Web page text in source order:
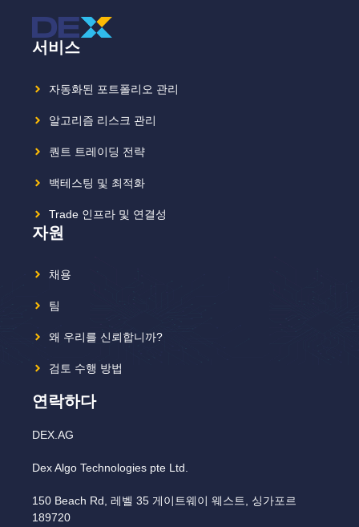
서비스
자동화된 포트폴리오 관리
알고리즘 리스크 관리
퀀트 트레이딩 전략
백테스팅 및 최적화
Trade 인프라 및 연결성
자원
채용
팀
왜 우리를 신뢰합니까?
검토 수행 방법
연락하다
DEX.AG
Dex Algo Technologies pte Ltd.
150 Beach Rd, 레벨 35 게이트웨이 웨스트, 싱가포르
189720